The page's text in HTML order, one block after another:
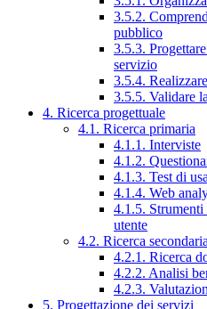
3.5.2.
pubblico
3.5.3.
servizio
3.5.4.
3.5.5. Validare
4. Ricerca progettuale
4.1. Ricerca primaria
4.1.1. Interviste
4.1.2.
4.1.3. Test di
4.1.4. Web
4.1.5. Strumenti
utente
4.2. Ricerca secondaria
4.2.1. Ricerca
4.2.2. Analisi
4.2.3.
5. Progettazione dei servizi